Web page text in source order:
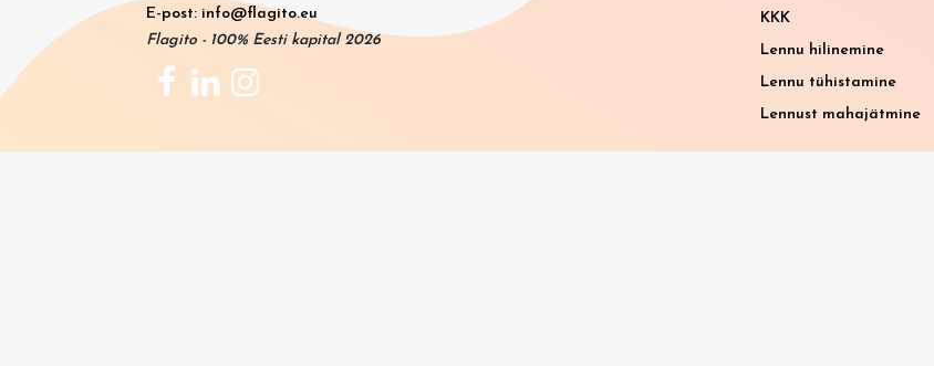
E-post: info@flagito.eu
Flagito - 100% Eesti kapital 2026
KKK
Lennu hilinemine
Lennu tühistamine
Lennust mahajätmine